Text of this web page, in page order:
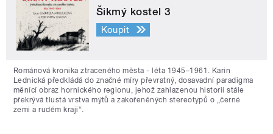
Šikmý kostel 3
Koupit
Románová kronika ztraceného města - léta 1945–1961. Karin
Lednická předkládá do značné míry převratný, dosavadní paradigma
měnící obraz hornického regionu, jehož zahlazenou historii stále
překrývá tlustá vrstva mýtů a zakořeněných stereotypů o „černé
zemi a rudém kraji“.